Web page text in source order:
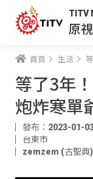
TITV
原
首頁 生活
等了3年
炮炸寒單
發布：2023-01-
台東市
zemzem (古聖典)